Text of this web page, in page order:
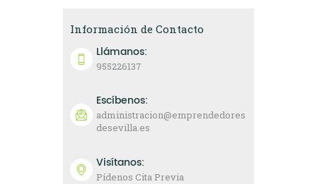
Información de Contacto
Llámanos:
955226137
Escíbenos:
administracion@emprendedores
desevilla.es
Visítanos:
Pídenos Cita Previa